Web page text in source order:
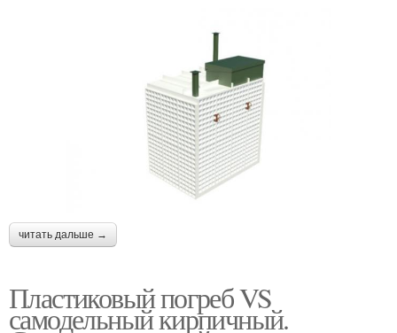
читать дальше →
Пластиковый погреб VS
самодельный кирпичный.